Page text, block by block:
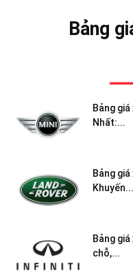
Bảng
Bảng
Nhất:...
Bảng
Khuyến...
Bảng
chỗ,...